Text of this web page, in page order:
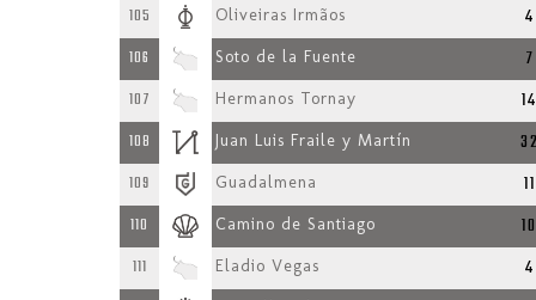
105 Oliveiras Irmãos 4
106 Soto de la Fuente 7
107 Hermanos Tornay 14
108 Juan Luis Fraile y Martín
109 Guadalmena 11
110 Camino de Santiago 10
111 Eladio Vegas 4